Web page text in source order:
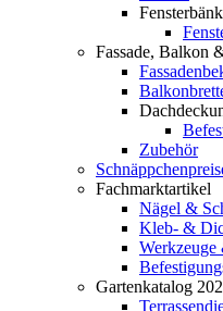
Fassade, Balkon
Zubehör
Fachmarktartikel
Nägel &
Kleb- &
Gartenkatalog